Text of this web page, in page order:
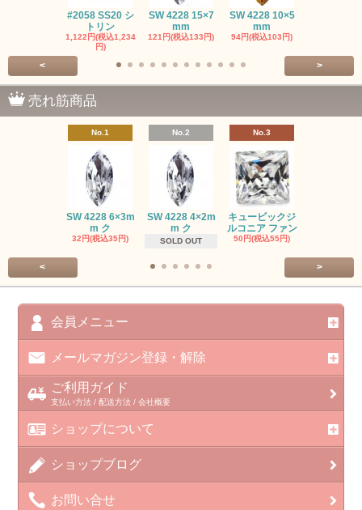
#2058 SS20 シ
トリン
1,122円(税込1,234
円)
SW 4228 15×7
mm
121円(税込133円)
SW 4228 10×5
mm
94円(税込103円)
< >
売れ筋商品
No.1
SW 4228 6×3m
m ク
32円(税込35円)
No.2
SW 4228 4×2m
m ク
SOLD OUT
No.3
キュービックジ
ルコニア ファン
50円(税込55円)
< >
会員メニュー
メールマガジン登録・解除
ご利用ガイド
支払い方法 / 配送方法 / 会社概要
ショップについて
ショップブログ
お問い合せ